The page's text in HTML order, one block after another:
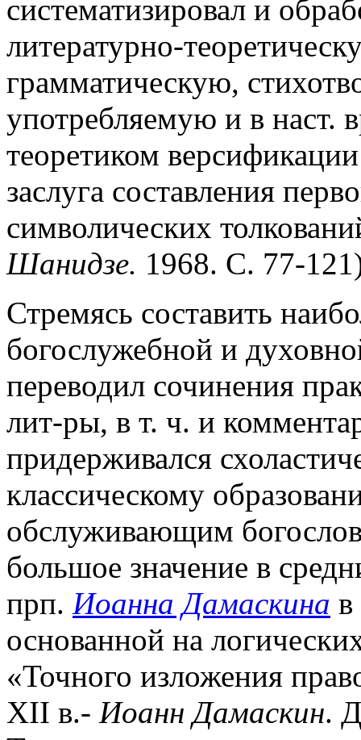
систематизировал и
литературно-
грамматическую,
употребляемую и в наст.
теоретиком
заслуга составления
символических
Шанидзе. 1968. С. 77-
Стремясь составить
богослужебной и
переводил сочинения
лит-ры, в т. ч. и
придерживался
классическому
обслуживающим
большое значение в
прп. Иоанна Дамаскина в
основанной на
«Точного изложения
ХII в.- Иоанн Дамаскин.